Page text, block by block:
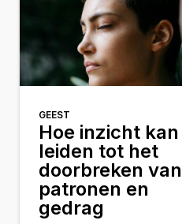
GEEST
Hoe inzicht kan
leiden tot het
doorbreken van
patronen en
gedrag